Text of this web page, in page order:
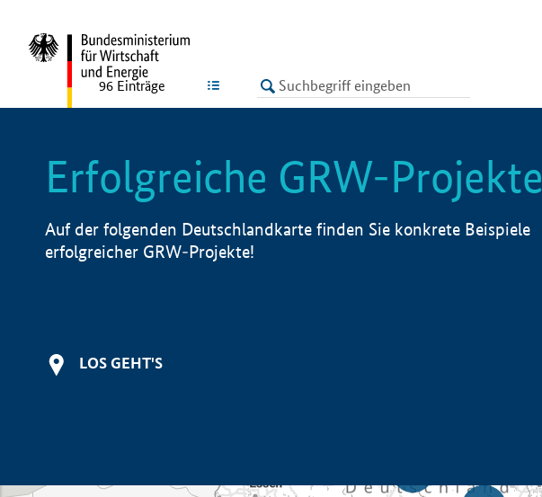
LISTE
96 Einträge
Erfolgreiche GRW-Projekte
Auf der folgenden Deutschlandkarte finden Sie konkrete Beispiele
erfolgreicher GRW-Projekte!
LOS GEHT'S